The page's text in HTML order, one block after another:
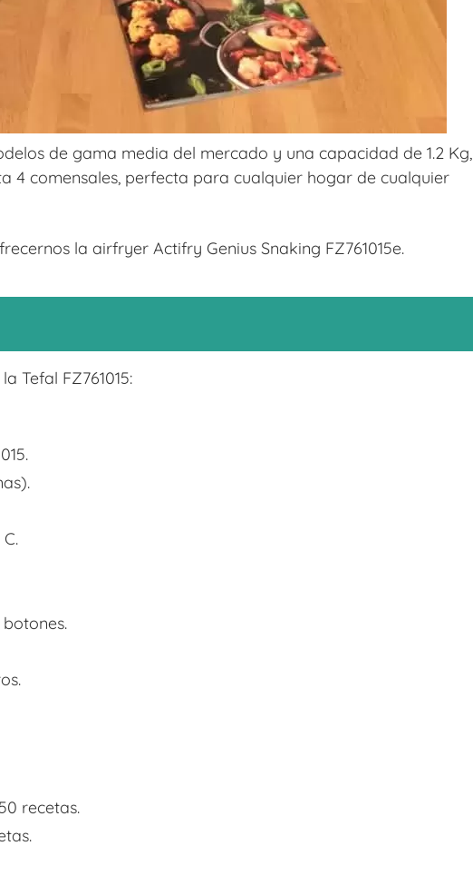
de gama media del mercado y una capacidad de 1.2 Kg,
4 comensales, perfecta para cualquier hogar de cualquier
la airfryer Actifry Genius Snaking FZ761015e.
Tefal FZ761015:
recetas.